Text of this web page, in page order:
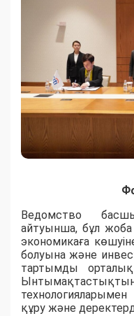
Ведомство
айтуынша, бұл жоба
экономикаға
болуына және
тартымды
құру және